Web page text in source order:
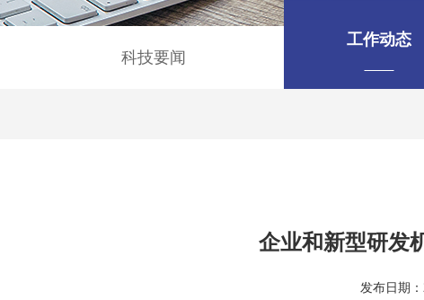
科技要闻
工作动态
企业和新型研发
发布日期：